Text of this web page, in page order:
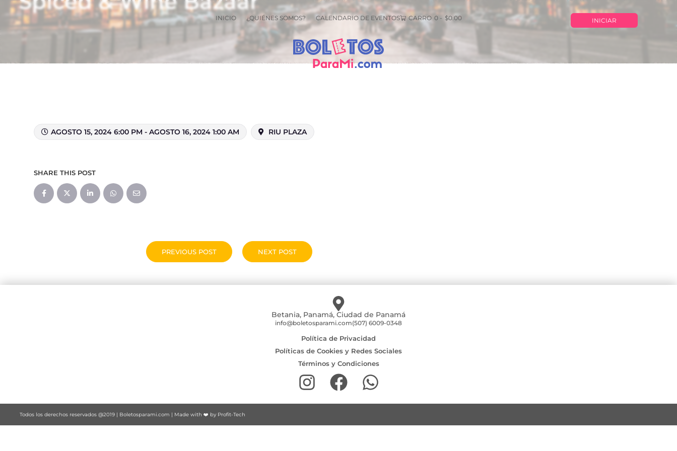
INICIO ¿QUIÉNES SOMOS? CALENDARIO DE EVENTOS CARRO 0- $0.00 INICIAR
AGOSTO 15, 2024 6:00 PM - AGOSTO 16, 2024 1:00 AM RIU PLAZA
SHARE THIS POST
PREVIOUS POST NEXT POST
Betania, Panamá, Ciudad de Panamá
info@boletosparami.com(507) 6009-0348
Política de Privacidad
Políticas de Cookies y Redes Sociales
Términos y Condiciones
Todos los derechos reservados @2019 | Boletosparami.com | Made with ❤️ by Profit-Tech